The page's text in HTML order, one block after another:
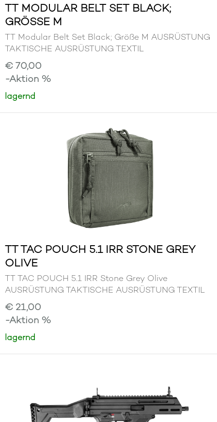
TT MODULAR BELT SET BLACK;
GRÖSSE M
TT Modular Belt Set Black; Größe M AUSRÜSTUNG
TAKTISCHE AUSRÜSTUNG TEXTIL
€ 70,00
-Aktion %
lagernd
TT TAC POUCH 5.1 IRR STONE GREY
OLIVE
TT TAC POUCH 5.1 IRR Stone Grey Olive
AUSRÜSTUNG TAKTISCHE AUSRÜSTUNG TEXTIL
€ 21,00
-Aktion %
lagernd